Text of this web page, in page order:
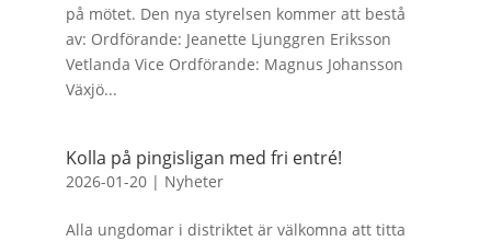
på mötet. Den nya styrelsen kommer att bestå
av: Ordförande: Jeanette Ljunggren Eriksson
Vetlanda Vice Ordförande: Magnus Johansson
Växjö...
Kolla på pingisligan med fri entré!
2026-01-20| Nyheter
Alla ungdomar i distriktet är välkomna att titta